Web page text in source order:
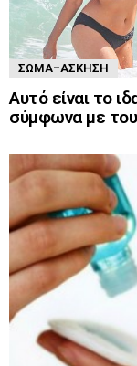
ΣΏΜΑ-ΆΣΚΗΣΗ
Αυτό είναι το
σύμφωνα με